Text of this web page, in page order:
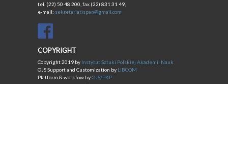
tel. (22) 50 48 200, fax (22) 831 31 49,
e-mail: sekretariatispan@gmail.com
COPYRIGHT
Copyright 2019 by Instytut Sztuki Polskiej Akademii Nauk
OJS Support and Customization by LIBCOM
Platform & workfow byOJS/PKP